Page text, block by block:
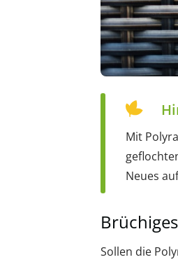
Mit
Neues
Sollen die